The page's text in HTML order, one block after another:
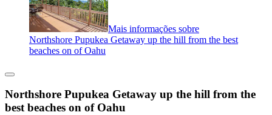
Mais informações sobre
Northshore Pupukea Getaway up the hill from the best
beaches on of Oahu
Northshore Pupukea Getaway up the hill from the
best beaches on of Oahu